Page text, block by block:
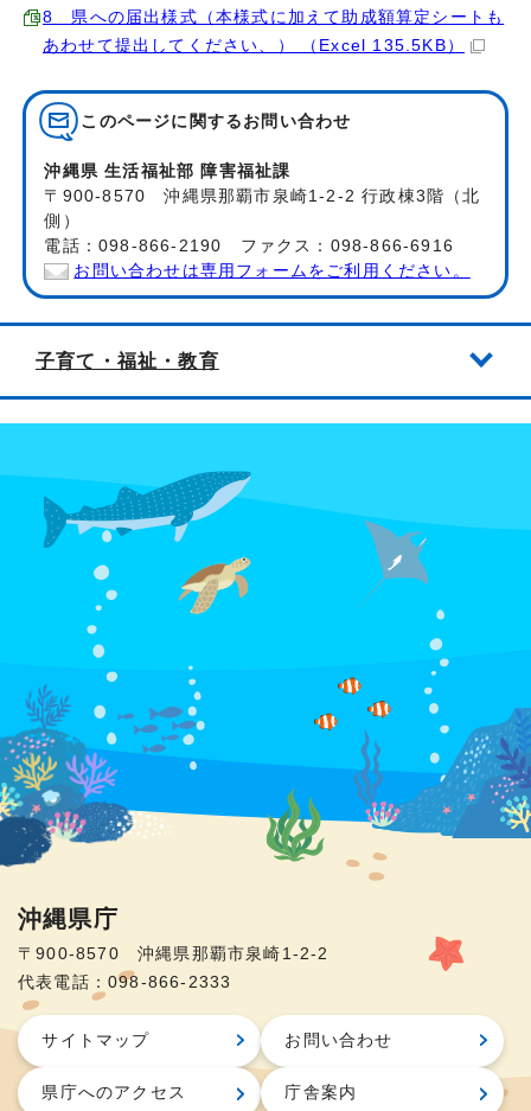
8 県への届出様式（本様式に加えて助成額算定シートも
あわせて提出してください、） （Excel 135.5KB）
このページに関する お問い合わせ
沖縄県 生活福祉部 障害福祉課
〒900-8570 沖縄県那覇市泉崎1-2-2 行政棟3階（北
側）
電話：098-866-2190 ファクス：098-866-6916
お問い合わせは専用フォームをご利用ください。
子育て・福祉・教育
沖縄県庁
〒900-8570 沖縄県那覇市泉崎1-2-2
代表電話：098-866-2333
サイトマップ お問い合わせ
県庁へのアクセス 庁舎案内